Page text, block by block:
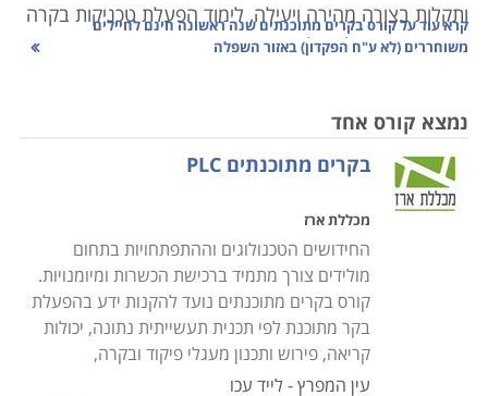
ותקלות בצורה מהירה ויעילה, לימוד הפעלת טכניקות בקרה
שונות ופיקוח על האלמנטים הרבים המרכיבים את המערכת
תהליך בקרה נעשו בעבר באופן ידני, ברמת דיוק פחותה
ותגובה איטית, אשר הקשו על הצורך בשמירת ערכים
קבועים של משתנים כגון לחץ, חום, זרימה, או לחות.
ההתפתחויות הטכנולוגיות הביאו לפיתוח תחום הנדסת
המכשור והבקרה. תחום זה עוסק בתכנון ויישום מערכות
ממוחשבות לבקרת משתנים כמו ספיקה, טמפרטורה, תנאי
אקלים, בקרת נוזלים, מערכות הנעה, משקל, אנרגיה
ורובוטיקה, איסוף נתונים ומעקב אחרי פעילות המערכת
קרא עוד עלקורס בקרים מתוכנתים שנה ראשונה חינם לחיילים
משוחררים (לא ע"ח הפקדון) באזור השפלה
נמצא קורס אחד
בקרים מתוכנתים PLC
מכללת ארז
החידושים הטכנולוגים וההתפתחויות בתחום
מולידים צורך מתמיד ברכישת הכשרות ומיומנויות.
קורס בקרים מתוכנתים נועד להקנות ידע בהפעלת
בקר מתוכנת לפי תכנית תעשייתית נתונה, יכולות
קריאה, פירוש ותכנון מעגלי פיקוד ובקרה,
עין המפרץ - לייד עכו